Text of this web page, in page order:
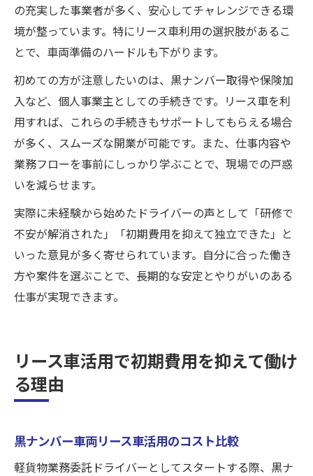
の充実した事業者が多く、安心してチャレンジできる環
境が整っています。特にリース車利用の選択肢があるこ
とで、車両準備のハードルも下がります。
初めての方が注意したいのは、黒ナンバー取得や保険加
入など、個人事業主としての手続きです。リース車を利
用すれば、これらの手続きもサポートしてもらえる場合
が多く、スムーズな開業が可能です。また、仕事内容や
業務フローを事前にしっかり学ぶことで、現場での戸惑
いを減らせます。
実際に未経験から始めたドライバーの声として「研修で
不安が解消された」「初期費用を抑えて独立できた」と
いった意見が多く寄せられています。自分に合った働き
方や案件を選ぶことで、長期的な安定とやりがいのある
仕事が実現できます。
リース車活用で初期費用を抑えて働け
る理由
黒ナンバー車両リース車活用のコスト比較
軽貨物業務委託ドライバーとしてスタートする際、黒ナ